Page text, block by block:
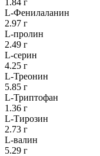
L-Фенилаланин
2.97 г
L-пролин
2.49 г
L-серин
4.25 г
L-Треонин
5.85 г
L-Триптофан
1.36 г
L-Тирозин
2.73 г
L-валин
5.29 г